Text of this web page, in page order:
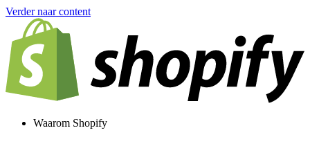
Verder naar content
Waarom Shopify